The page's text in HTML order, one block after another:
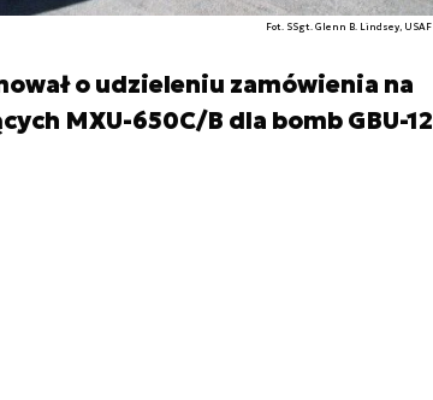
Fot. SSgt. Glenn B. Lindsey, USAF
o udzieleniu zamówienia na
MXU-650C/B dla bomb GBU-12